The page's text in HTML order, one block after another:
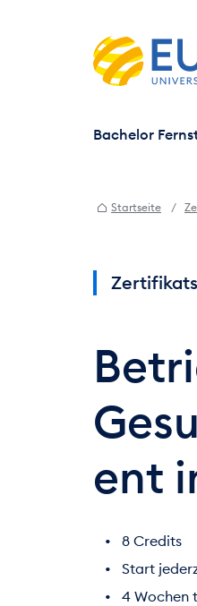
Bachelor
Startseite
ent
8 Credits
Start
4 Wochen